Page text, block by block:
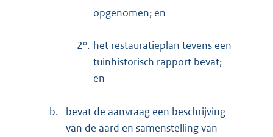
opgenomen; en
2°. het restauratieplan tevens een
tuinhistorisch rapport bevat;
en
b.
bevat de aanvraag een beschrijving
van de aard en samenstelling van